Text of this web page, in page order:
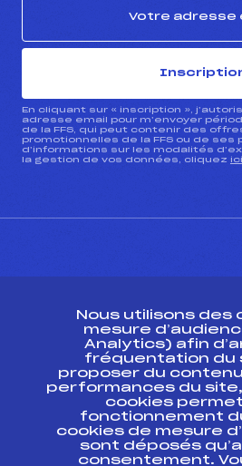
En cliquant sur « inscription »,
adresse email pour m’envoyer
de la FFS, qui peut contenir des
promotionnelles de la FFS ou de ses
d’informations sur les modalités
la gestion de vos données, cliquez ici
ESPACE PRESSE
Ressources
Pass’Neige
Projet sportif fédéral
Projet de performance
Antidopage
Nous utilisons des
mesure
Analytics) afin
fréquentation du
proposer du
performances du
cookies
fonctionnement
cookies de mesure
sont déposés
consentement.